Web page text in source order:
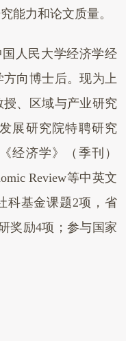
能力和论文质量。
国人民大学经济学经
向博士后。现为上
、区域与产业研究
展研究院特聘研究
经济学》（季刊）
Review等中英文
科基金课题2项，省
奖励4项；参与国家